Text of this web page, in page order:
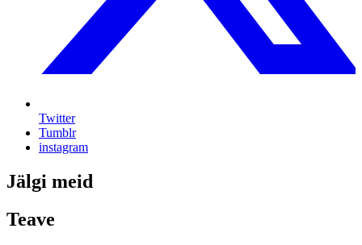
Twitter
Tumblr
instagram
Jälgi meid
Teave